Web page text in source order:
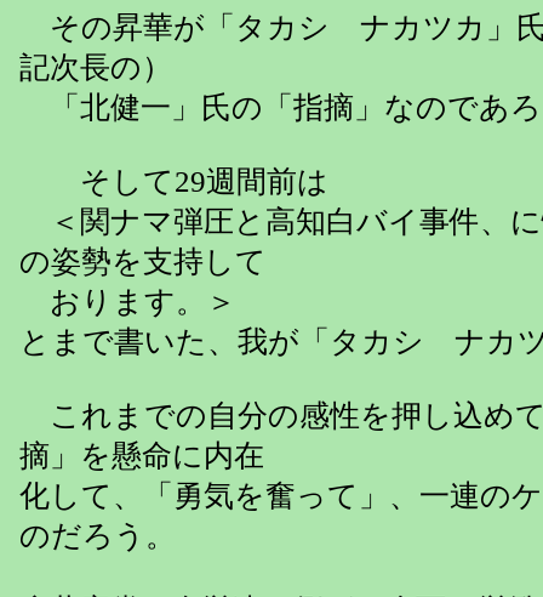
その昇華が「タカシ ナカツカ」
記次長の）
「北健一」氏の「指摘」なのであ
そして29週間前は
＜関ナマ弾圧と高知白バイ事件、
の姿勢を支持して
おります。＞
とまで書いた、我が「タカシ ナカ
これまでの自分の感性を押し込め
摘」を懸命に内在
化して、「勇気を奮って」、一連の
のだろう。